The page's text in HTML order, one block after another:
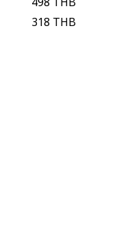
318 THB